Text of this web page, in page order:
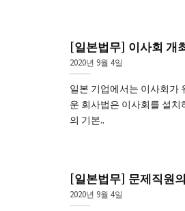
[일본법무] 이사회 개
2020년 9월 4일
일본 기업에서는 이사회가
운 회사법은 이사회를 설
의 기본..
[일본법무] 문제직원
2020년 9월 4일